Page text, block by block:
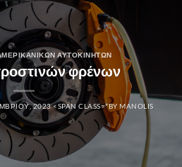
ΑΥΤΟΚΙΝΉΤΩΝ
φρένων
2023<SPAN CLASS="BYMANOLIS